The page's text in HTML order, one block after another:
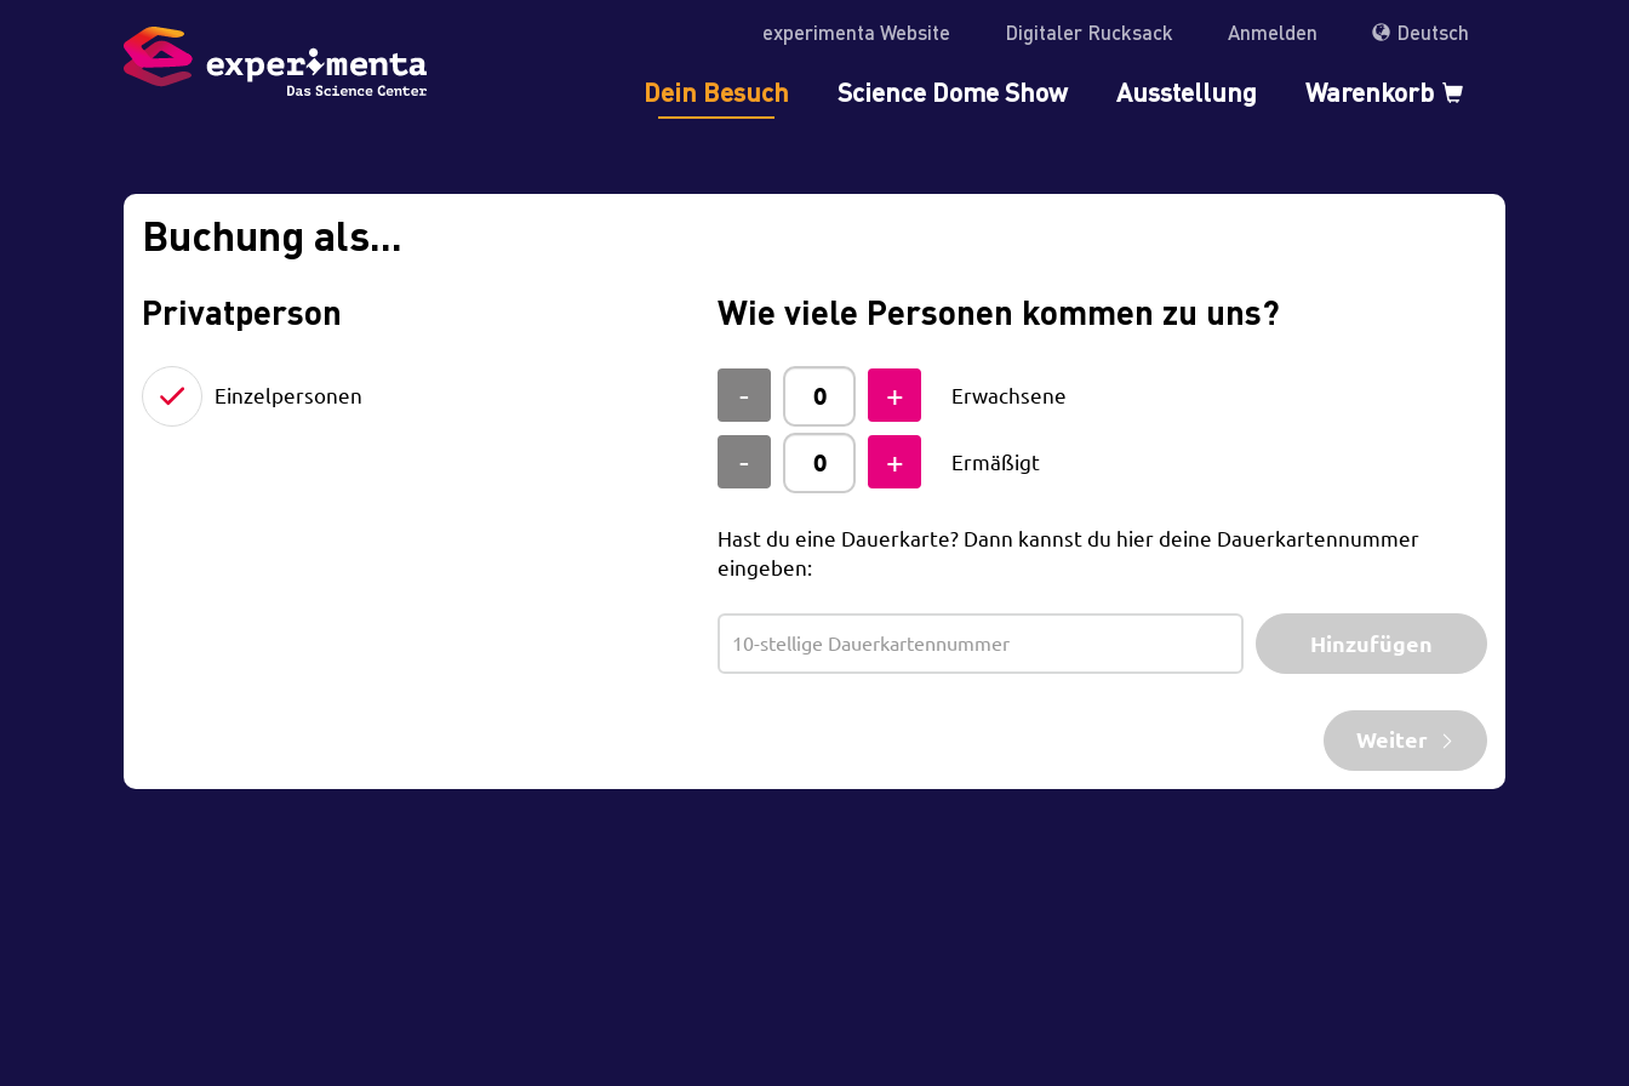
experimenta Website Digitaler Rucksack Anmelden Deutsch
Dein Besuch Science Dome Show Ausstellung Warenkorb
Buchung als...
Privatperson
Einzelpersonen
Wie viele Personen kommen zu uns?
Erwachsene
Ermäßigt
Hast du eine Dauerkarte? Dann kannst du hier deine Dauerkartennummer
eingeben:
Hinzufügen
Weiter